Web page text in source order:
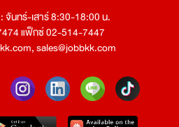
จันทร์-เสาร์ 8:30-18:00 น.
แฟ็กซ์ 02-514-7447
,sales@jobbkk.com